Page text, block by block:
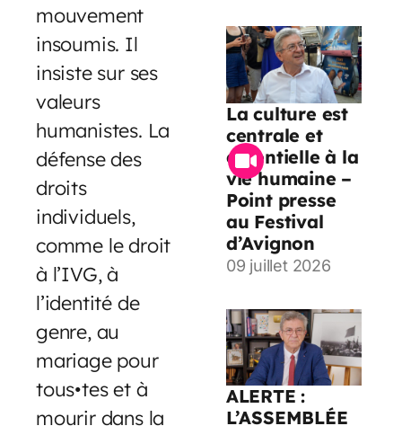
mouvement
insoumis. Il
insiste sur ses
valeurs
humanistes. La
défense des
droits
individuels,
comme le droit
à l’IVG, à
l’identité de
genre, au
mariage pour
tous•tes et à
mourir dans la
La culture est
centrale et
essentielle à la
vie humaine –
Point presse
au Festival
d’Avignon
09 juillet 2026
ALERTE :
L’ASSEMBLÉE